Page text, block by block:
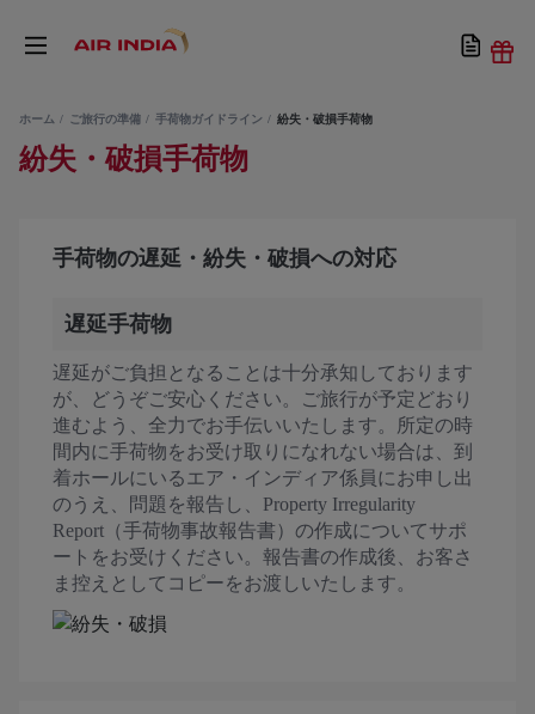
ホーム ご旅行の準備 手荷物ガイドライン 紛失・破損手荷物
紛失・破損手荷物
手荷物の遅延・紛失・破損への対応
遅延手荷物
遅延がご負担となることは十分承知しております
が、どうぞご安心ください。ご旅行が予定どおり
進むよう、全力でお手伝いいたします。所定の時
間内に手荷物をお受け取りになれない場合は、到
着ホールにいるエア・インディア係員にお申し出
のうえ、問題を報告し、Property Irregularity
Report（手荷物事故報告書）の作成についてサポ
ートをお受けください。報告書の作成後、お客さ
ま控えとしてコピーをお渡しいたします。